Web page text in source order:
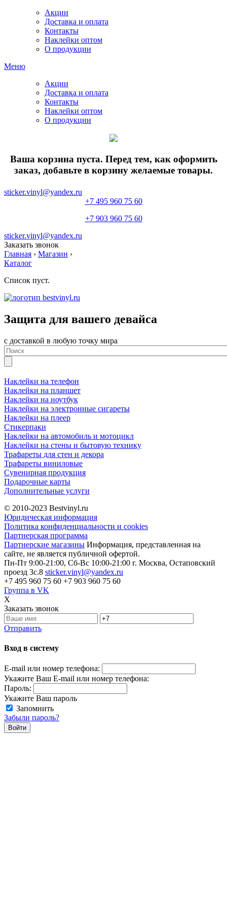
Акции
Доставка и оплата
Контакты
Наклейки оптом
О продукции
Меню
Акции
Доставка и оплата
Контакты
Наклейки оптом
О продукции
Ваша корзина пуста. Перед тем, как оформить
заказ, добавьте в корзину желаемые товары.
sticker.vinyl@yandex.ru
+7 495 960 75 60
+7 903 960 75 60
sticker.vinyl@yandex.ru
Заказать звонок
Главная › Магазин ›
Каталог
Список пуст.
Защита для вашего девайса
с доставкой в любую точку мира
Наклейки на телефон
Наклейки на планшет
Наклейки на ноутбук
Наклейки на электронные сигареты
Наклейки на плеер
Стикерпаки
Наклейки на автомобиль и мотоцикл
Наклейки на стены и бытовую технику
Трафареты для стен и декора
Трафареты виниловые
Сувенирная продукция
Подарочные карты
Дополнительные услуги
© 2010-2023 Bestvinyl.ru
Юридическая информация
Политика конфиденциальности и cookies
Партнерская программа
Партнерские магазины Информация, представленная на
сайте, не является публичной офертой.
Пн-Пт 9:00-21:00, Сб-Вс 10:00-21:00 г. Москва, Остаповский
проезд 3с.8 sticker.vinyl@yandex.ru
+7 495 960 75 60 +7 903 960 75 60
Группа в VK
X
Заказать звонок
Отправить
Вход в систему
E-mail или номер телефона:
Укажите Ваш E-mail или номер телефона:
Пароль:
Укажите Ваш пароль
Запомнить
Забыли пароль?